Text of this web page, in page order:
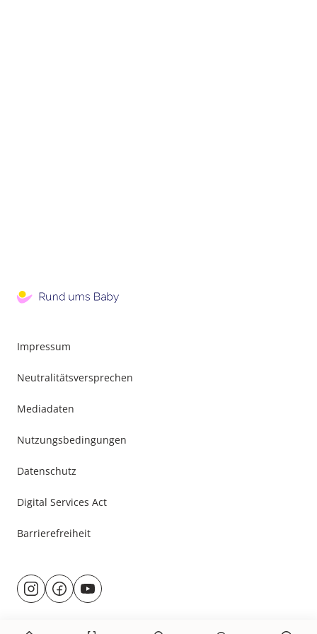
Impressum
Neutralitätsversprechen
Mediadaten
Nutzungsbedingungen
Datenschutz
Digital Services Act
Barrierefreiheit
Besuche
uns@rund.ums.baby
facebook.com/rundumsbaby.de
youtube.com/@rundumsbaby_